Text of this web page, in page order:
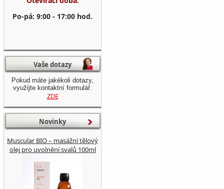
Po-pá: 9:00 - 17:00 hod.
Vaše dotazy
Pokud máte jakékoli dotazy,
využijte kontaktní formulář.
ZDE
Novinky
Muscular BIO – masážní tělový
olej pro uvolnění svalů 100ml